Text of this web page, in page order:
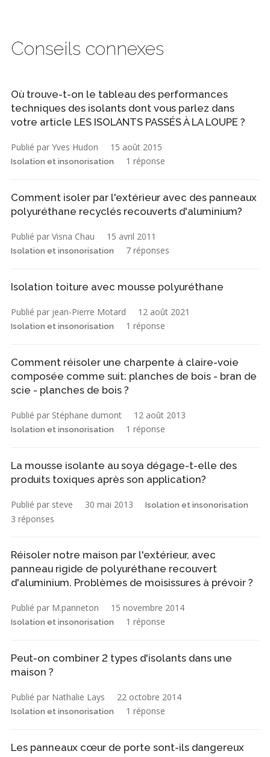
Conseils connexes
Où trouve-t-on le tableau des performances
techniques des isolants dont vous parlez dans
votre article LES ISOLANTS PASSÉS À LA LOUPE ?
Publié par Yves Hudon 15 août 2015
Isolation et insonorisation 1 réponse
Comment isoler par l'extérieur avec des panneaux
polyuréthane recyclés recouverts d'aluminium?
Publié par Visna Chau 15 avril 2011
Isolation et insonorisation 7 réponses
Isolation toiture avec mousse polyuréthane
Publié par jean-Pierre Motard 12 août 2021
Isolation et insonorisation 1 réponse
Comment réisoler une charpente à claire-voie
composée comme suit: planches de bois - bran de
scie - planches de bois ?
Publié par Stéphane dumont 12 août 2013
Isolation et insonorisation 1 réponse
La mousse isolante au soya dégage-t-elle des
produits toxiques après son application?
Publié par steve 30 mai 2013 Isolation et insonorisation
3 réponses
Réisoler notre maison par l'extérieur, avec
panneau rigide de polyuréthane recouvert
d'aluminium. Problèmes de moisissures à prévoir ?
Publié par M.panneton 15 novembre 2014
Isolation et insonorisation 1 réponse
Peut-on combiner 2 types d'isolants dans une
maison ?
Publié par Nathalie Lays 22 octobre 2014
Isolation et insonorisation 1 réponse
Les panneaux cœur de porte sont-ils dangereux